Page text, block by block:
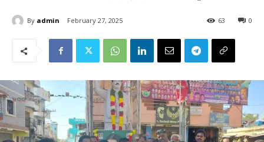
By admin February 27, 2025 0
63